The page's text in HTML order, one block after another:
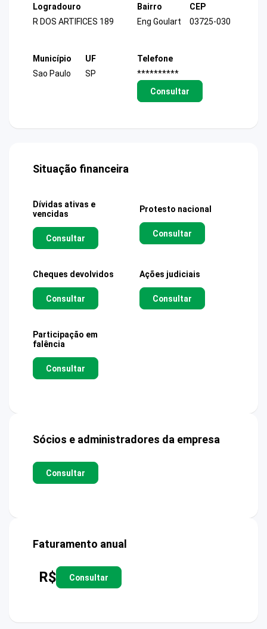
Logradouro
R DOS ARTIFICES 189
Bairro
Eng Goulart
CEP
03725-030
Município
Sao Paulo
UF
SP
Telefone
**********
Consultar
Situação financeira
Dívidas ativas e
vencidas
Consultar
Protesto nacional
Consultar
Cheques devolvidos
Consultar
Ações judiciais
Consultar
Participação em
falência
Consultar
Sócios e administradores da empresa
Consultar
Faturamento anual
R$ Consultar